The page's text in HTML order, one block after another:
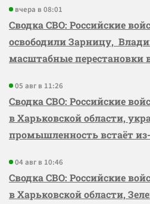
вчера в 08:01
Сводка СВО: Российские
освободили Зарницу,
масштабные перестановки
05 авг в 11:26
Сводка СВО: Российские
в Харьковской области,
промышленность встаёт
04 авг в 10:46
Сводка СВО: Российские
в Харьковской области,